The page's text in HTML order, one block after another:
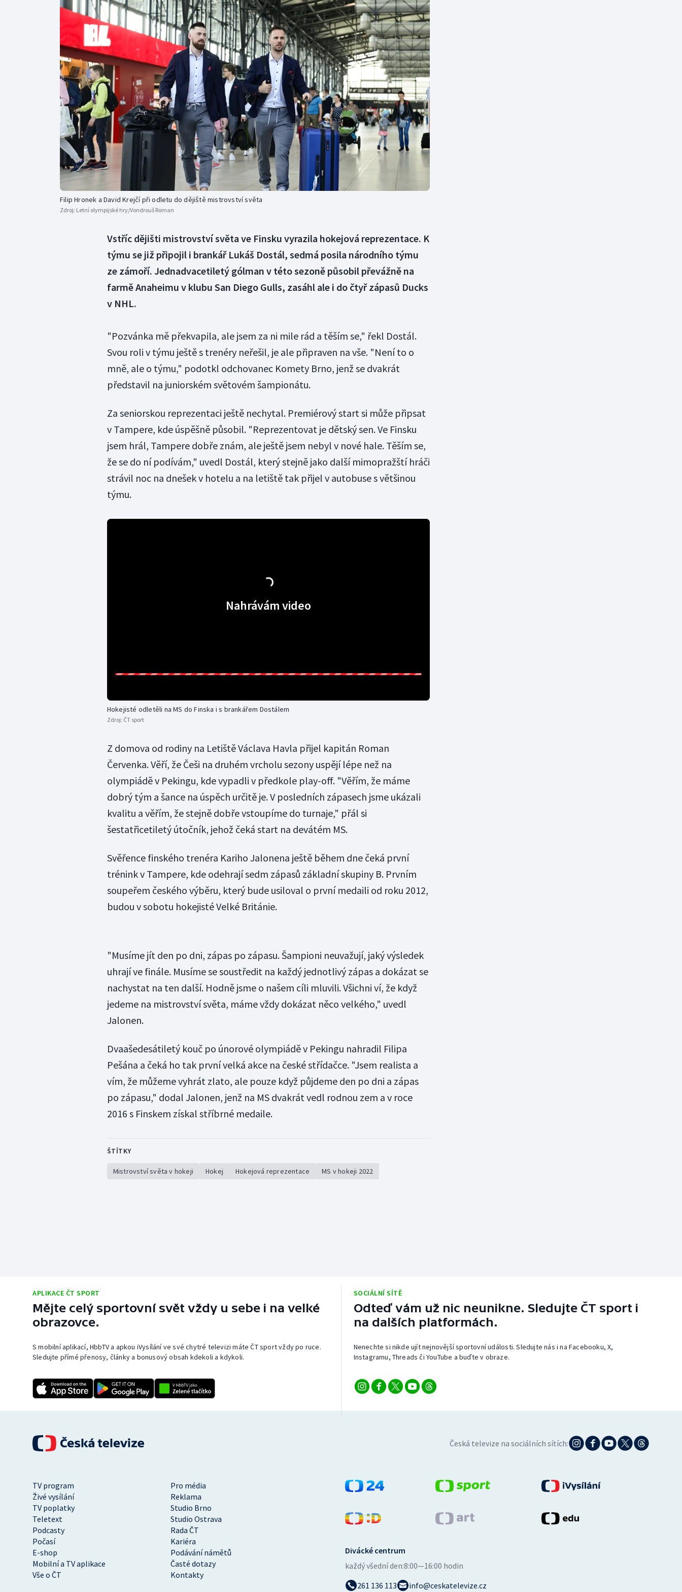
Curling
Dostihy
Florbal
Futsal
Golf
Gymnastika
Moderní pětiboj
Motorsport
Olympijské hry
Parasport
Plavání
Plážový volejbal
Triatlon
Veslování
Vodní slalom
Volejbal
Ostatní
Filip Hronek a David Krejčí při odletu do dějiště mistrovství světa
Zdroj: Letní olympijské hry/Vondrouš Roman
Vstříc dějišti mistrovství světa ve Finsku vyrazila hokejová reprezentace. K
týmu se již připojil i brankář Lukáš Dostál, sedmá posila národního týmu
ze zámoří. Jednadvacetiletý gólman v této sezoně působil převážně na
farmě Anaheimu v klubu San Diego Gulls, zasáhl ale i do čtyř zápasů Ducks
v NHL.
"Pozvánka mě překvapila, ale jsem za ni mile rád a těším se," řekl Dostál.
Svou roli v týmu ještě s trenéry neřešil, je ale připraven na vše. "Není to o
mně, ale o týmu," podotkl odchovanec Komety Brno, jenž se dvakrát
představil na juniorském světovém šampionátu.
Za seniorskou reprezentaci ještě nechytal. Premiérový start si může připsat
v Tampere, kde úspěšně působil. "Reprezentovat je dětský sen. Ve Finsku
jsem hrál, Tampere dobře znám, ale ještě jsem nebyl v nové hale. Těším se,
že se do ní podívám," uvedl Dostál, který stejně jako další mimopražští hráči
strávil noc na dnešek v hotelu a na letiště tak přijel v autobuse s většinou
týmu.
Nahrávám video
Hokejisté odletěli na MS do Finska i s brankářem Dostálem
Zdroj: ČT sport
Z domova od rodiny na Letiště Václava Havla přijel kapitán Roman
Červenka. Věří, že Češi na druhém vrcholu sezony uspějí lépe než na
olympiádě v Pekingu, kde vypadli v předkole play-off. "Věřím, že máme
dobrý tým a šance na úspěch určitě je. V posledních zápasech jsme ukázali
kvalitu a věřím, že stejně dobře vstoupíme do turnaje," přál si
šestatřicetiletý útočník, jehož čeká start na devátém MS.
Svěřence finského trenéra Kariho Jalonena ještě během dne čeká první
trénink v Tampere, kde odehrají sedm zápasů základní skupiny B. Prvním
soupeřem českého výběru, který bude usiloval o první medaili od roku 2012,
budou v sobotu hokejisté Velké Británie.
"Musíme jít den po dni, zápas po zápasu. Šampioni neuvažují, jaký výsledek
uhrají ve finále. Musíme se soustředit na každý jednotlivý zápas a dokázat se
nachystat na ten další. Hodně jsme o našem cíli mluvili. Všichni ví, že když
jedeme na mistrovství světa, máme vždy dokázat něco velkého," uvedl
Jalonen.
Dvaašedesátiletý kouč po únorové olympiádě v Pekingu nahradil Filipa
Pešána a čeká ho tak první velká akce na české střídačce. "Jsem realista a
vím, že můžeme vyhrát zlato, ale pouze když půjdeme den po dni a zápas
po zápasu," dodal Jalonen, jenž na MS dvakrát vedl rodnou zem a v roce
2016 s Finskem získal stříbrné medaile.
ŠTÍTKY
Mistrovství světa v hokeji Hokej Hokejová reprezentace MS v hokeji 2022
APLIKACE ČT SPORT
Mějte celý sportovní svět vždy u sebe i na velké
obrazovce.
S mobilní aplikací, HbbTV a apkou iVysílání ve své chytré televizi máte ČT sport vždy po ruce.
Sledujte přímé přenosy, články a bonusový obsah kdekoli a kdykoli.
SOCIÁLNÍ SÍTĚ
Odteď vám už nic neunikne. Sledujte ČT sport i
na dalších platformách.
Nenechte si nikde ujít nejnovější sportovní události. Sledujte nás i na Facebooku, X,
Instagramu, Threads či YouTube a buďte v obraze.
Česká televize na sociálních sítích:
TV program
Pro média
Živé vysílání
Reklama
TV poplatky
Studio Brno
Teletext
Studio Ostrava
Podcasty
Rada ČT
Počasí
Kariéra
E-shop
Podávání námětů
Mobilní a TV aplikace
Časté dotazy
Vše o ČT
Kontakty
Divácké centrum
každý všední den:8:00—16:00 hodin
261 136 113
info@ceskatelevize.cz